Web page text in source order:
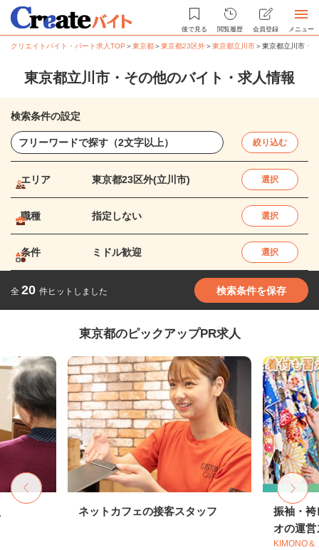
後で見る 閲覧履歴 会員登録 メニュー
クリエイトバイト・パート求人TOP ＞東京都＞東京都23区外＞東京都立川市＞東京都立川市・
東京都立川市・その他のバイト・求人情報
検索条件の設定
絞り込む
エリア 東京都23区外(立川市) 選択
職種 指定しない 選択
条件 ミドル歓迎 選択
全 20 件ヒットしました 検索条件を保存
東京都のピックアップPR求人
ネットカフェの接客スタッフ
振袖・袴
オの運営
KIMONO